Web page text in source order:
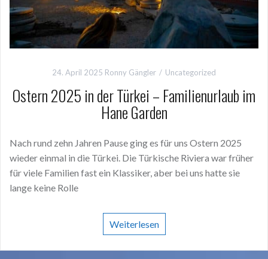
24. April 2025 Ronny Gängler Uncategorized
Ostern 2025 in der Türkei – Familienurlaub im
Hane Garden
Nach rund zehn Jahren Pause ging es für uns Ostern 2025
wieder einmal in die Türkei. Die Türkische Riviera war früher
für viele Familien fast ein Klassiker, aber bei uns hatte sie
lange keine Rolle
Weiterlesen